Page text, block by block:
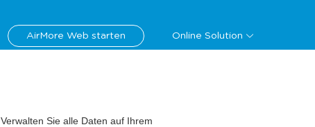
AirMore Web starten Online Solution
Verwalten Sie alle Daten auf Ihrem